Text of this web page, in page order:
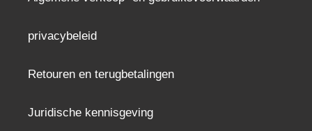
privacybeleid
Retouren en terugbetalingen
Juridische kennisgeving